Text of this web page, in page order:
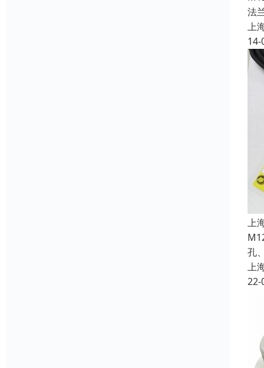
法
上
14-
上
孔
上
22-